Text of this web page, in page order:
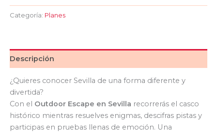
Categoría: Planes
Descripción
¿Quieres conocer Sevilla de una forma diferente y
divertida?
Con el Outdoor Escape en Sevilla recorrerás el casco
histórico mientras resuelves enigmas, descifras pistas y
participas en pruebas llenas de emoción. Una